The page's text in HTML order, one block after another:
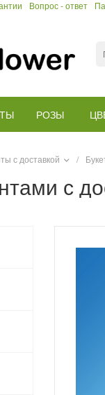
Вопрос - ответ
РОЗЫ
с доставкой /
с